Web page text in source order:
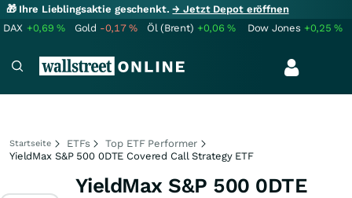
🎁 Ihre Lieblingsaktie geschenkt.→ Jetzt Depot eröffnen
DAX +0,69% Gold -0,17% Öl (Brent) +0,06% Dow Jones +0,25%
Startseite ETFs
Top ETF Performer
YieldMax S&P 500 0DTE Covered Call Strategy ETF
YieldMax S&P 500 0DTE